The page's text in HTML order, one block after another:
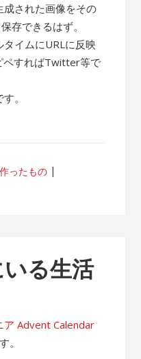
成された画像をその
存できるはず。
イムにURLに反映
ペすればTwitter等で
。
作ったもの
る生活
Advent Calendar
。